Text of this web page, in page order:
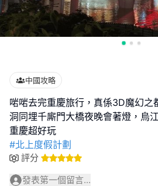
中國攻略
啱啱去完重慶旅行，真係3D魔幻之
洞同埋千廝門大橋夜晚會著燈，烏
#北上度假計劃
評分
發表第一個留言...